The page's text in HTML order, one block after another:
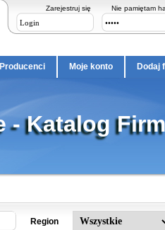
Zarejestruj się Nie pamiętam
Producenci Moje konto Dodaj
- Katalog Firm
Region